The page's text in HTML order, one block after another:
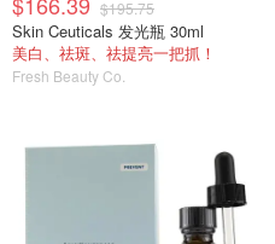
$195.75
Skin Ceuticals 发光瓶 30ml
美白、祛斑、祛提亮一把抓！
Fresh Beauty Co.